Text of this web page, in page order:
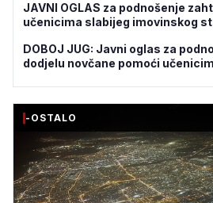
JAVNI OGLAS za podnošenje
učenicima slabijeg imovinskog
DOBOJ JUG: Javni oglas za
dodjelu novčane pomoći
-OSTALO